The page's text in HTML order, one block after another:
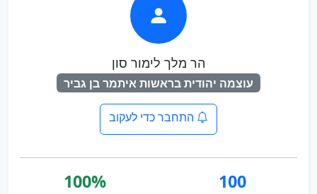
הר מלך לימור סון
עוצמה יהודית בראשות איתמר בן גביר
התחבר כדי לעקוב
100
100%